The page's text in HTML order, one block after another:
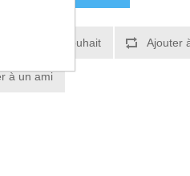
à la liste de souhait Ajouter
à un ami